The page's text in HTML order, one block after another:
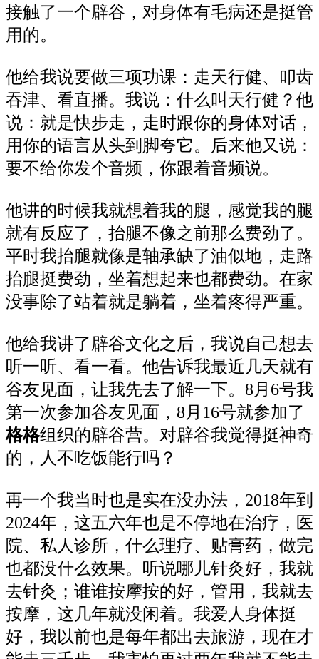
接触了一个辟谷，对身体有毛病还是挺管
用的。
他给我说要做三项功课：走天行健、叩齿
吞津、看直播。我说：什么叫天行健？他
说：就是快步走，走时跟你的身体对话，
用你的语言从头到脚夸它。后来他又说：
要不给你发个音频，你跟着音频说。
他讲的时候我就想着我的腿，感觉我的腿
就有反应了，抬腿不像之前那么费劲了。
平时我抬腿就像是轴承缺了油似地，走路
抬腿挺费劲，坐着想起来也都费劲。在家
没事除了站着就是躺着，坐着疼得严重。
他给我讲了辟谷文化之后，我说自己想去
听一听、看一看。他告诉我最近几天就有
谷友见面，让我先去了解一下。 8月6号我
第一次参加谷友见面，8月16号就参加了
格格组织的辟谷营。对辟谷我觉得挺神奇
的，人不吃饭能行吗？
再一个我当时也是实在没办法， 2018年到
2024年，这五六年也是不停地在治疗，医
院、私人诊所，什么理疗、贴膏药，做完
也都没什么效果。听说哪儿针灸好，我就
去针灸；谁谁按摩按的好，管用，我就去
按摩，这几年就没闲着。我爱人身体挺
好，我以前也是每年都出去旅游，现在才